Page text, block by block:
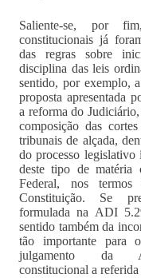
Saliente-se, por
constitucionais já
das regras sobre
disciplina das leis
sentido, por exemplo,
proposta apresentada
a reforma do
composição das
tribunais de alçada,
do processo
deste tipo de matéria
Federal, nos
Constituição. Se
formulada na ADI
sentido também da
tão importante para
julgamento da
constitucional a